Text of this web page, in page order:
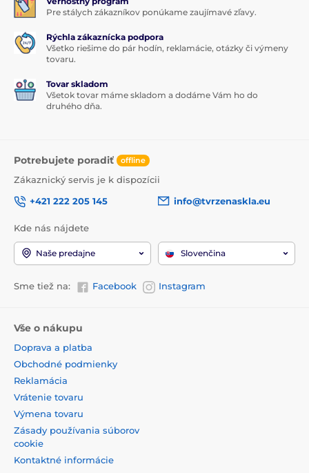
Pre stálych zákazníkov ponúkame zaujímavé zľavy.
Rýchla zákaznícka podpora
Všetko riešime do pár hodín, reklamácie, otázky či výmeny
tovaru.
Tovar skladom
Všetok tovar máme skladom a dodáme Vám ho do
druhého dňa.
Potrebujete poradiť offline
Zákaznický servis je k dispozícii
+421 222 205 145
info@tvrzenaskla.eu
Kde nás nájdete
Naše predajne Slovenčina
Sme tiež na: Facebook Instagram
Vše o nákupu
Doprava a platba
Obchodné podmienky
Reklamácia
Vrátenie tovaru
Výmena tovaru
Zásady používania súborov
cookie
Kontaktné informácie